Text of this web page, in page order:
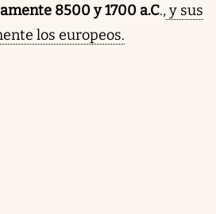
8500 y 1700 a.C.,y sus
los europeos.